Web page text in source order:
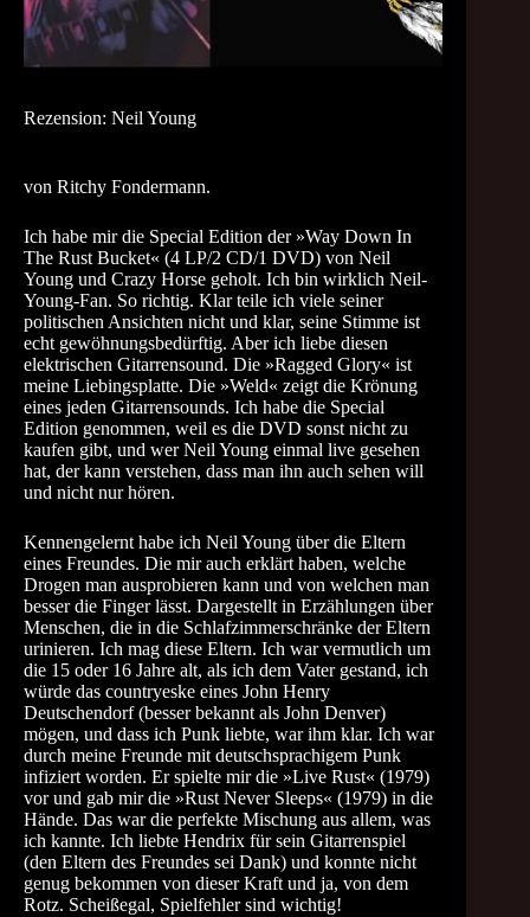
Rezension: Neil Young
von Ritchy Fondermann.
Ich habe mir die Special Edition der »Way Down In
The Rust Bucket« (4 LP/2 CD/1 DVD) von Neil
Young und Crazy Horse geholt. Ich bin wirklich Neil-
Young-Fan. So richtig. Klar teile ich viele seiner
politischen Ansichten nicht und klar, seine Stimme ist
echt gewöhnungsbedürftig. Aber ich liebe diesen
elektrischen Gitarrensound. Die »Ragged Glory« ist
meine Liebingsplatte. Die »Weld« zeigt die Krönung
eines jeden Gitarrensounds. Ich habe die Special
Edition genommen, weil es die DVD sonst nicht zu
kaufen gibt, und wer Neil Young einmal live gesehen
hat, der kann verstehen, dass man ihn auch sehen will
und nicht nur hören.
Kennengelernt habe ich Neil Young über die Eltern
eines Freundes. Die mir auch erklärt haben, welche
Drogen man ausprobieren kann und von welchen man
besser die Finger lässt. Dargestellt in Erzählungen über
Menschen, die in die Schlafzimmerschränke der Eltern
urinieren. Ich mag diese Eltern. Ich war vermutlich um
die 15 oder 16 Jahre alt, als ich dem Vater gestand, ich
würde das countryeske eines John Henry
Deutschendorf (besser bekannt als John Denver)
mögen, und dass ich Punk liebte, war ihm klar. Ich war
durch meine Freunde mit deutschsprachigem Punk
infiziert worden. Er spielte mir die »Live Rust« (1979)
vor und gab mir die »Rust Never Sleeps« (1979) in die
Hände. Das war die perfekte Mischung aus allem, was
ich kannte. Ich liebte Hendrix für sein Gitarrenspiel
(den Eltern des Freundes sei Dank) und konnte nicht
genug bekommen von dieser Kraft und ja, von dem
Rotz. Scheißegal, Spielfehler sind wichtig!